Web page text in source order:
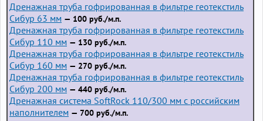
Дренажная труба гофрированная в фильтре геотекстиль
Сибур 63 мм — 100 руб./м.п.
Дренажная труба гофрированная в фильтре геотекстиль
Сибур 110 мм — 130 руб./м.п.
Дренажная труба гофрированная в фильтре геотекстиль
Сибур 160 мм — 270 руб./м.п.
Дренажная труба гофрированная в фильтре геотекстиль
Сибур 200 мм — 440 руб./м.п.
Дренажная система SoftRock 110/300 мм с российским
наполнителем — 700 руб./м.п.